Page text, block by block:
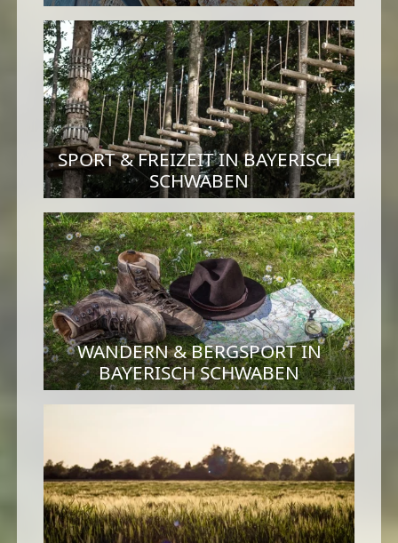
SPORT & FREIZEIT IN BAYERISCH
SCHWABEN
WANDERN & BERGSPORT IN
BAYERISCH SCHWABEN